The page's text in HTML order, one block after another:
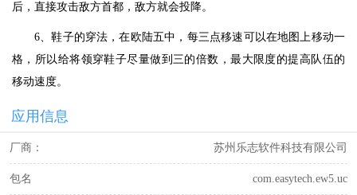
后，直接攻击敌方首都，敌方就会投降。
6、鞋子的穿法，在欧陆五中，每三点移速可以在地图上移动一
格，所以给将领穿鞋子尽量做到三的倍数，最大限度的提高队伍的
移动速度。
应用信息
厂商： 苏州乐志软件科技有限公司
包名 com.easytech.ew5.uc